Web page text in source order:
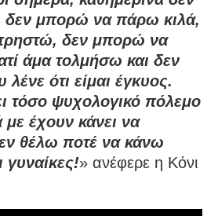
μπορώ να πάρω κιλά,
δεν μπορώ να
άμα τολμήσω και δεν
λένε ότι είμαι έγκυος.
τόσο ψυχολογικό πόλεμο
έχουν κάνει να
θέλω ποτέ να κάνω
γυναίκες!» ανέφερε η Κόνι